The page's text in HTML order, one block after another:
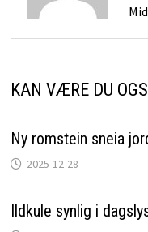
KAN VÆRE DU
Ny romstein sneia
2025-12-28
Ildkule synlig i